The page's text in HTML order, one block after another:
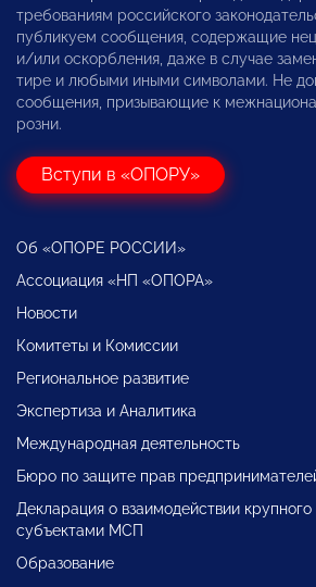
требованиям российского
публикуем сообщения, содержащие
и/или оскорбления, даже в случае
тире и любыми иными символами. Не
сообщения, призывающие к
розни.
Вступи в «ОПОРУ»
Об «ОПОРЕ РОССИИ»
Ассоциация «НП «ОПОРА»
Новости
Комитеты и Комиссии
Региональное развитие
Экспертиза и Аналитика
Международная деятельность
Бюро по защите прав
Декларация о взаимодействии крупного
субъектами МСП
Образование